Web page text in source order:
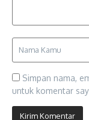
Simpan nama,
untuk komentar